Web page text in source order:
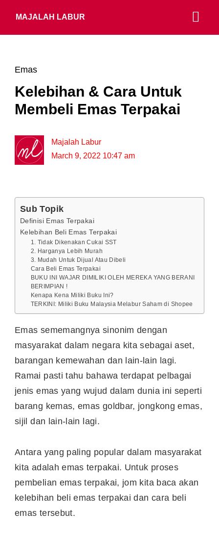
MAJALAH LABUR
Emas
Kelebihan & Cara Untuk
Membeli Emas Terpakai
Majalah Labur
March 9, 2022 10:47 am
Sub Topik
Definisi Emas Terpakai
Kelebihan Beli Emas Terpakai
1. Tidak Dikenakan Cukai SST
2. Harganya Lebih Murah
3. Mudah Untuk Dijual Atau Dibeli
Cara Beli Emas Terpakai
BUKU INI WAJAR DIMILIKI OLEH MEREKA YANG BERANI
BERIMPIAN !
Kenapa Kena Miliki Buku Ini?
TERKINI: Miliki Buku Malaysia Melabur Saham di Shopee
Emas sememangnya sinonim dengan
masyarakat dalam negara kita sebagai aset,
barangan kemewahan dan lain-lain lagi.
Ramai pasti tahu bahawa terdapat pelbagai
jenis emas yang wujud dalam dunia ini seperti
barang kemas, emas goldbar, jongkong emas,
sijil dan lain-lain lagi.
Antara yang paling popular dalam masyarakat
kita adalah emas terpakai. Untuk proses
pembelian emas terpakai, jom kita baca akan
kelebihan beli emas terpakai dan cara beli
emas tersebut.